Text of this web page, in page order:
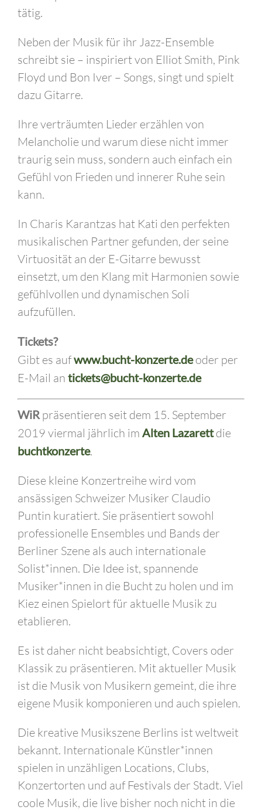
tätig.
Neben der Musik für ihr Jazz-Ensemble
schreibt sie – inspiriert von Elliot Smith, Pink
Floyd und Bon Iver – Songs, singt und spielt
dazu Gitarre.
Ihre verträumten Lieder erzählen von
Melancholie und warum diese nicht immer
traurig sein muss, sondern auch einfach ein
Gefühl von Frieden und innerer Ruhe sein
kann.
In Charis Karantzas hat Kati den perfekten
musikalischen Partner gefunden, der seine
Virtu­osität an der E-Gitarre bewusst
einsetzt, um den Klang mit Harmonien sowie
gefühlvollen und dynamischen Soli
aufzufüllen.
Tickets?
Gibt es aufwww.bucht-konzerte.deoder per
E-Mail an tickets@bucht-konzerte.de
WiR präsentieren seit dem 15. September
2019 viermal jährlich im Alten Lazarettdie
buchtkonzerte.
Diese kleine Konzertreihe wird vom
ansässigen Schweizer Musiker Claudio
Puntin kuratiert. Sie präsentiert sowohl
professionelle Ensembles und Bands der
Berliner Szene als auch internationale
Solist*innen. Die Idee ist, spannende
Musiker*innen in die Bucht zu holen und im
Kiez einen Spielort für aktuelle Musik zu
etablieren.
Es ist daher nicht beabsichtigt, Covers oder
Klassik zu präsentieren. Mit aktueller Musik
ist die Musik von Musikern gemeint, die ihre
eigene Musik komponieren und auch spielen.
Die kreative Musikszene Berlins ist weltweit
bekannt. Internationale Künstler*innen
spielen in unzähligen Locations, Clubs,
Konzertorten und auf Festivals der Stadt. Viel
coole Musik, die live bisher noch nicht in die